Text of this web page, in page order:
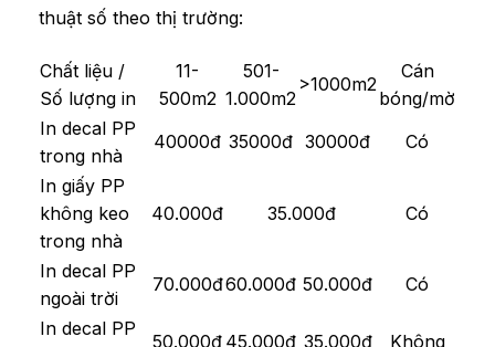
thuật số theo thị trường:
Chất liệu /
Số lượng in
11-
500m2
501-
1.000m2
>1000m2
Cán
bóng/mờ
In decal PP
trong nhà
40000đ 35000đ 30000đ
Có
In giấy PP
không keo
trong nhà
40.000đ 35.000đ Có
In decal PP
ngoài trời
70.000đ60.000đ 50.000đ
Có
In decal PP
50.000đ 45.000đ 35.000đ
Không